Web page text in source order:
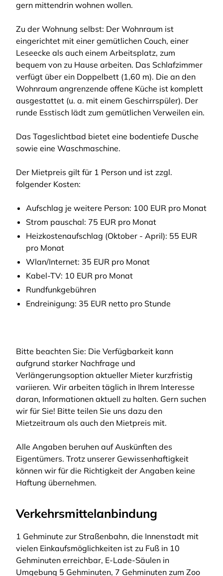
gern mittendrin wohnen wollen.
Zu der Wohnung selbst: Der Wohnraum ist
eingerichtet mit einer gemütlichen Couch, einer
Leseecke als auch einem Arbeitsplatz, zum
bequem von zu Hause arbeiten. Das Schlafzimmer
verfügt über ein Doppelbett (1,60 m). Die an den
Wohnraum angrenzende offene Küche ist komplett
ausgestattet (u. a. mit einem Geschirrspüler). Der
runde Esstisch lädt zum gemütlichen Verweilen ein.
Das Tageslichtbad bietet eine bodentiefe Dusche
sowie eine Waschmaschine.
Der Mietpreis gilt für 1 Person und ist zzgl.
folgender Kosten:
Aufschlag je weitere Person: 100 EUR pro Monat
Strom pauschal: 75 EUR pro Monat
Heizkostenaufschlag (Oktober - April): 55 EUR
pro Monat
Wlan/Internet: 35 EUR pro Monat
Kabel-TV: 10 EUR pro Monat
Rundfunkgebühren
Endreinigung: 35 EUR netto pro Stunde
Bitte beachten Sie: Die Verfügbarkeit kann
aufgrund starker Nachfrage und
Verlängerungsoption aktueller Mieter kurzfristig
variieren. Wir arbeiten täglich in Ihrem Interesse
daran, Informationen aktuell zu halten. Gern suchen
wir für Sie! Bitte teilen Sie uns dazu den
Mietzeitraum als auch den Mietpreis mit.
Alle Angaben beruhen auf Auskünften des
Eigentümers. Trotz unserer Gewissenhaftigkeit
können wir für die Richtigkeit der Angaben keine
Haftung übernehmen.
Verkehrsmittelanbindung
1 Gehminute zur Straßenbahn, die Innenstadt mit
vielen Einkaufsmöglichkeiten ist zu Fuß in 10
Gehminuten erreichbar, E-Lade-Säulen in
Umgebung 5 Gehminuten, 7 Gehminuten zum Zoo